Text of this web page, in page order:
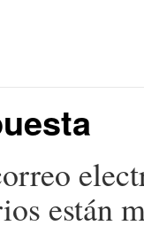
están